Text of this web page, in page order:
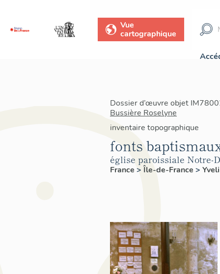
Vue
cartographique
Dossier d’œuvre objet
Bussière Roselyne
inventaire topographique
fonts
église paroissiale Notre-
France > Île-de-France >